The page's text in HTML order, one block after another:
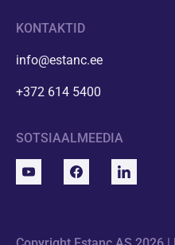
KONTAKTID
info@estanc.ee
+372 614 5400
SOTSIAALMEEDIA